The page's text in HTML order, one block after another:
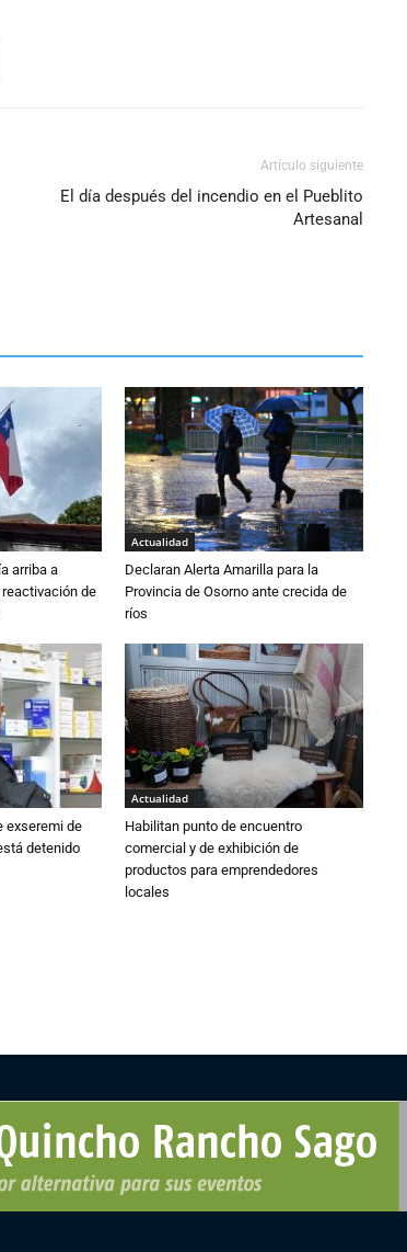
Artículo siguiente
El día después del incendio en el Pueblito
Artesanal
arriba a
de
Actualidad
Declaran Alerta Amarilla para la
Provincia de Osorno ante crecida de
ríos
exseremi de
detenido
Actualidad
Habilitan punto de encuentro
comercial y de exhibición de
productos para emprendedores
locales